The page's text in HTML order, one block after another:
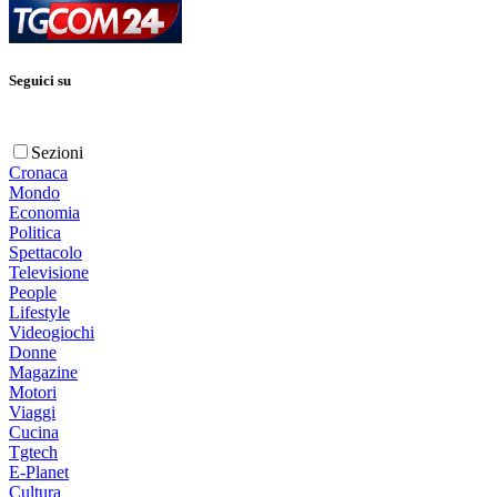
Seguici su
Sezioni
Cronaca
Mondo
Economia
Politica
Spettacolo
Televisione
People
Lifestyle
Videogiochi
Donne
Magazine
Motori
Viaggi
Cucina
Tgtech
E-Planet
Cultura